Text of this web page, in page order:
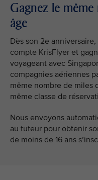
Gagnez le
âge
Dès son 2e
compte KrisFlyer et
voyageant avec
compagnies aériennes
même nombre de miles
même classe de
Nous envoyons
au tuteur pour obtenir
de moins de 16 ans